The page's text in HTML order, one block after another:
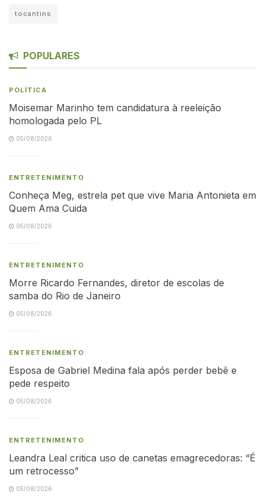
tocantins
POPULARES
POLÍTICA
Moisemar Marinho tem candidatura à reeleição
homologada pelo PL
05/08/2026
ENTRETENIMENTO
Conheça Meg, estrela pet que vive Maria Antonieta em
Quem Ama Cuida
05/08/2026
ENTRETENIMENTO
Morre Ricardo Fernandes, diretor de escolas de
samba do Rio de Janeiro
05/08/2026
ENTRETENIMENTO
Esposa de Gabriel Medina fala após perder bebê e
pede respeito
05/08/2026
ENTRETENIMENTO
Leandra Leal critica uso de canetas emagrecedoras: “É
um retrocesso”
05/08/2026